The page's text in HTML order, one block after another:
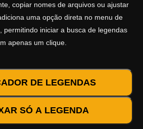
copiar nomes de arquivos ou ajustar
uma opção direta no menu de
permitindo iniciar a busca de legendas
apenas um clique.
DE LEGENDAS
SÓ A LEGENDA